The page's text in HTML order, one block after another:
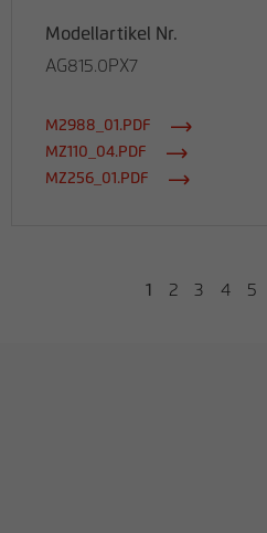
Modellartikel Nr.
AG815.0PX7
M2988_01.PDF
MZ110_04.PDF
MZ256_01.PDF
1 2 3 4 5